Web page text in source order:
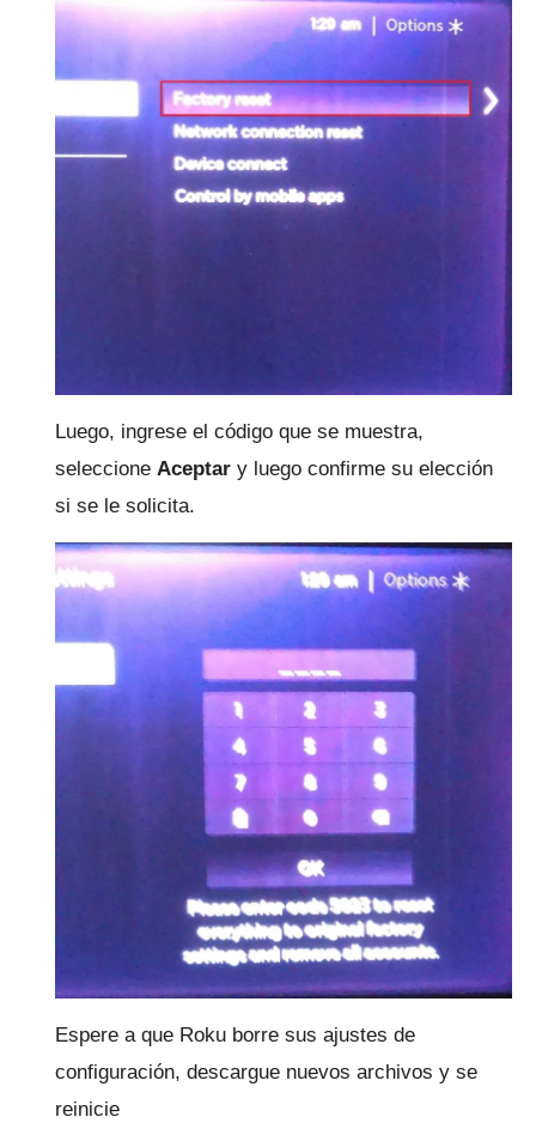
Luego, ingrese el código que se muestra,
seleccione Aceptar y luego confirme su elección
si se le solicita.
Espere a que Roku borre sus ajustes de
configuración, descargue nuevos archivos y se
reinicie